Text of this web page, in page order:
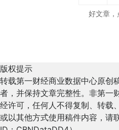
好文章，
版权提示
转载第一财经商业数据中心原创
者，并保持文章完整性。非第一
经许可，任何人不得复制、转载
或以其他方式使用稿件内容，